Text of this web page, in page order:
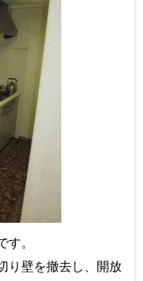
。
り壁を撤去し、開放